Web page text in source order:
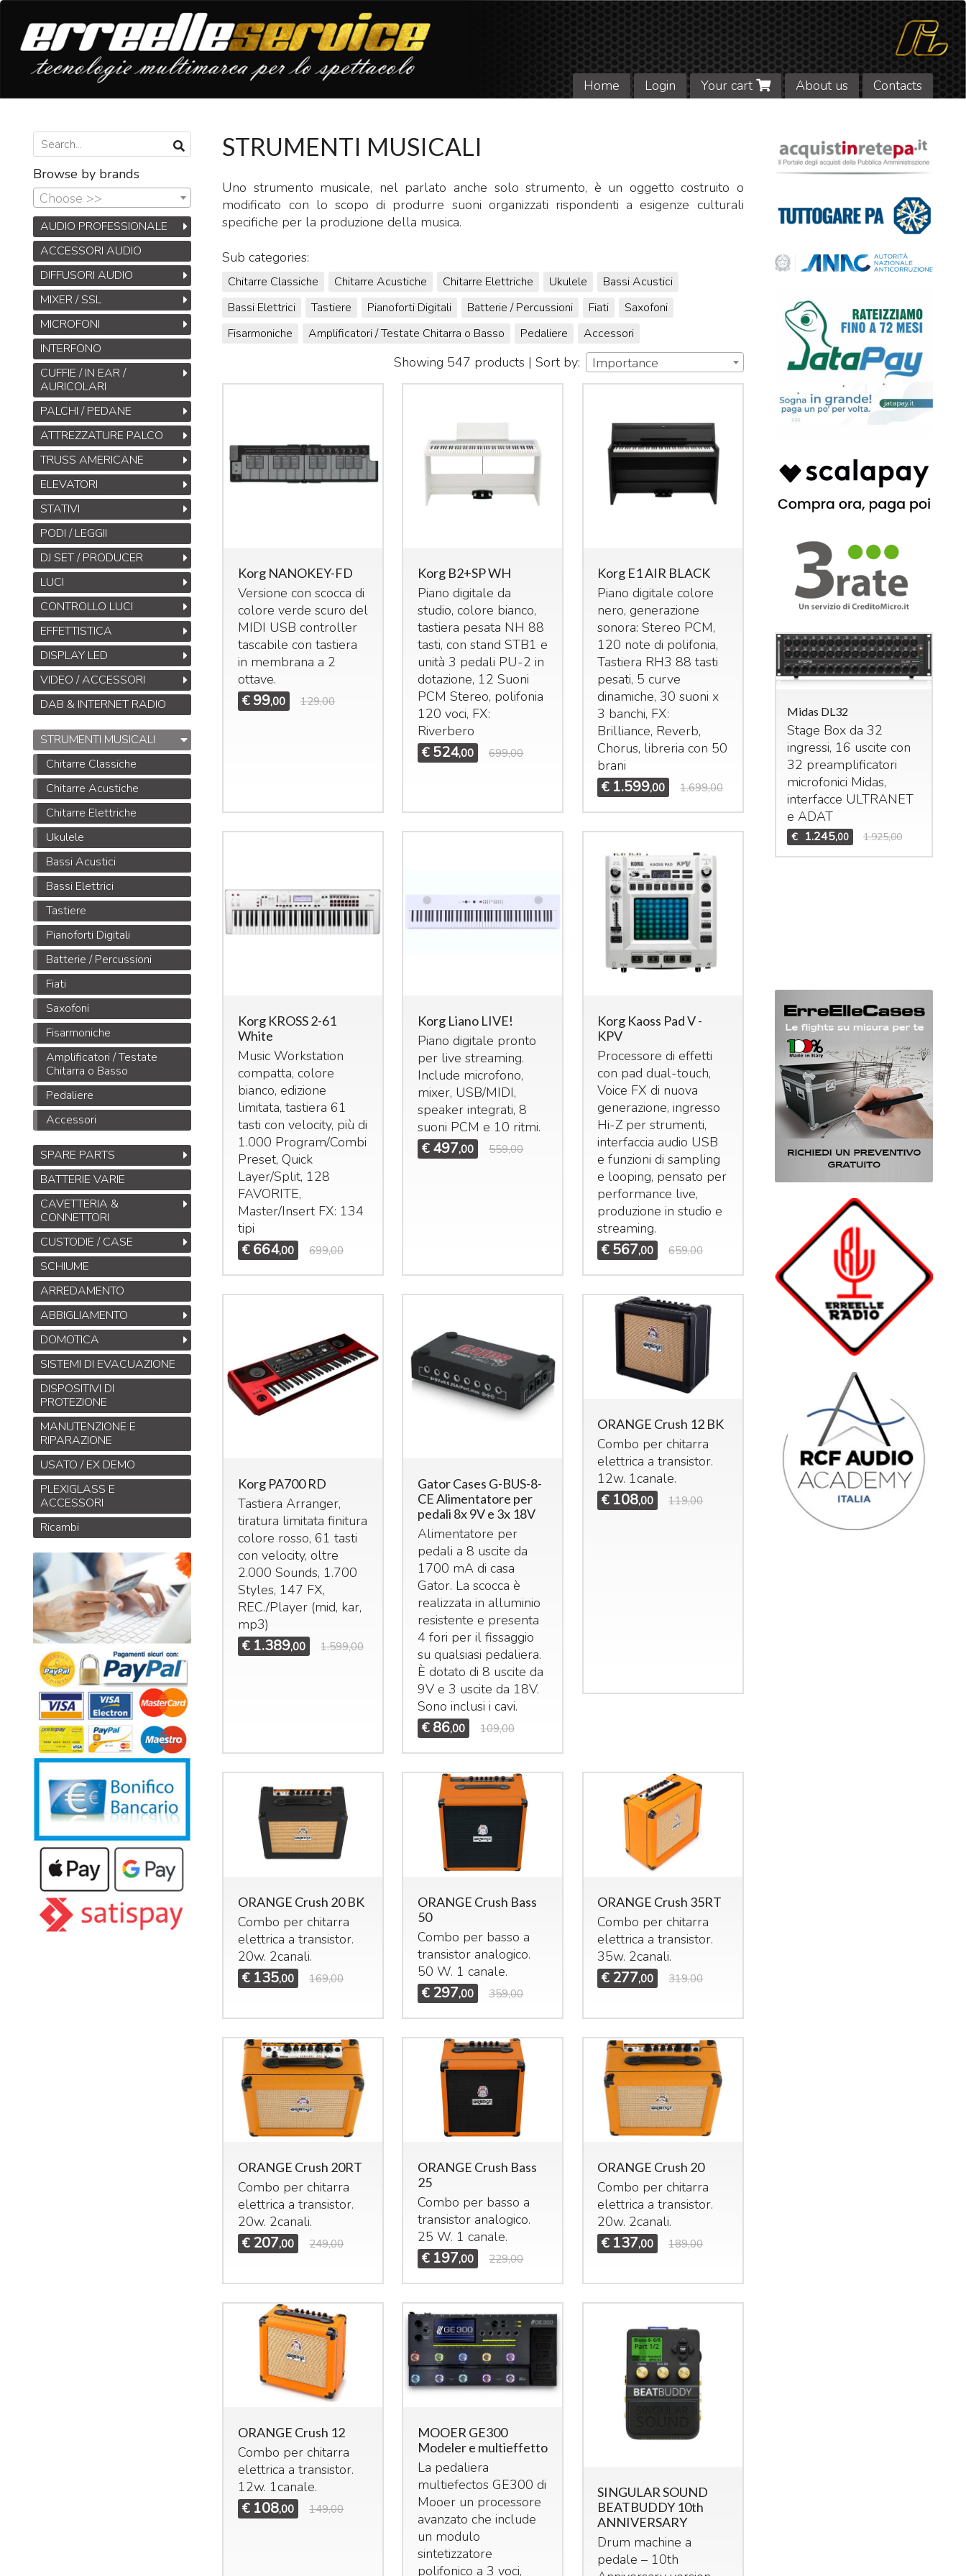
Home Login Your cart About us Contacts
STRUMENTI MUSICALI
Uno strumento musicale, nel parlato anche solo strumento, è un oggetto costruito o
modificato con lo scopo di produrre suoni organizzati rispondenti a esigenze culturali
specifiche per la produzione della musica.
Sub categories:
Chitarre Classiche Chitarre Acustiche Chitarre Elettriche Ukulele
Bassi Acustici
Bassi Elettrici
Tastiere Pianoforti Digitali Batterie / Percussioni Fiati
Saxofoni
Fisarmoniche
Amplificatori / Testate Chitarra o Basso Pedaliere Accessori
Showing 547 products | Sort by: Importance
Korg NANOKEY-FD
Versione con scocca di
colore verde scuro del
MIDI USB controller
tascabile con tastiera
in membrana a 2
ottave.
€ 99,00 129,00
Korg B2+SP WH
Piano digitale da
studio, colore bianco,
tastiera pesata NH 88
tasti, con stand STB1 e
unità 3 pedali PU-2 in
dotazione, 12 Suoni
PCM Stereo, polifonia
120 voci, FX:
Riverbero
€ 524,00 699,00
Korg E1 AIR BLACK
Piano digitale colore
nero, generazione
sonora: Stereo PCM,
120 note di polifonia,
Tastiera RH3 88 tasti
pesati, 5 curve
dinamiche, 30 suoni x
3 banchi, FX:
Brilliance, Reverb,
Chorus, libreria con 50
brani
€ 1.599,00 1.699,00
Korg KROSS 2-61
White
Music Workstation
compatta, colore
bianco, edizione
limitata, tastiera 61
tasti con velocity, più di
1.000 Program/Combi
Preset, Quick
Layer/Split, 128
FAVORITE,
Master/Insert FX: 134
tipi
€ 664,00 699,00
Korg Liano LIVE!
Piano digitale pronto
per live streaming.
Include microfono,
mixer, USB/MIDI,
speaker integrati, 8
suoni PCM e 10 ritmi.
€ 497,00 559,00
Korg Kaoss Pad V -
KPV
Processore di effetti
con pad dual-touch,
Voice FX di nuova
generazione, ingresso
Hi-Z per strumenti,
interfaccia audio USB
e funzioni di sampling
e looping, pensato per
performance live,
produzione in studio e
streaming.
€ 567,00 659,00
Korg PA700 RD
Tastiera Arranger,
tiratura limitata finitura
colore rosso, 61 tasti
con velocity, oltre
2.000 Sounds, 1.700
Styles, 147 FX,
REC./Player (mid, kar,
mp3)
€ 1.389,00 1.599,00
Gator Cases G-BUS-8-
CE Alimentatore per
pedali 8x 9V e 3x 18V
Alimentatore per
pedali a 8 uscite da
1700 mA di casa
Gator. La scocca è
realizzata in alluminio
resistente e presenta
4 fori per il fissaggio
su qualsiasi pedaliera.
È dotato di 8 uscite da
9V e 3 uscite da 18V.
Sono inclusi i cavi.
€ 86,00 109,00
ORANGE Crush 12 BK
Combo per chitarra
elettrica a transistor.
12w. 1canale.
€ 108,00 119,00
ORANGE Crush 20 BK
Combo per chitarra
elettrica a transistor.
20w. 2canali.
€ 135,00 169,00
ORANGE Crush Bass
50
Combo per basso a
transistor analogico.
50 W. 1 canale.
€ 297,00 359,00
ORANGE Crush 35RT
Combo per chitarra
elettrica a transistor.
35w. 2canali.
€ 277,00 319,00
ORANGE Crush 20RT
Combo per chitarra
elettrica a transistor.
20w. 2canali.
€ 207,00 249,00
ORANGE Crush Bass
25
Combo per basso a
transistor analogico.
25 W. 1 canale.
€ 197,00 229,00
ORANGE Crush 20
Combo per chitarra
elettrica a transistor.
20w. 2canali.
€ 137,00 189,00
ORANGE Crush 12
Combo per chitarra
elettrica a transistor.
12w. 1canale.
€ 108,00 149,00
MOOER GE300
Modeler e multieffetto
La pedaliera
multiefectos GE300 di
Mooer un processore
avanzato che include
un modulo
sintetizzatore
polifonico a 3 voci,
SINGULAR SOUND
BEATBUDDY 10th
ANNIVERSARY
Drum machine a
pedale – 10th
Browse by brands
Choose >>
AUDIO PROFESSIONALE
ACCESSORI AUDIO
DIFFUSORI AUDIO
MIXER / SSL
MICROFONI
INTERFONO
CUFFIE / IN EAR /
AURICOLARI
PALCHI / PEDANE
ATTREZZATURE PALCO
TRUSS AMERICANE
ELEVATORI
STATIVI
PODI / LEGGII
DJ SET / PRODUCER
LUCI
CONTROLLO LUCI
EFFETTISTICA
DISPLAY LED
VIDEO / ACCESSORI
DAB & INTERNET RADIO
STRUMENTI MUSICALI
Chitarre Classiche
Chitarre Acustiche
Chitarre Elettriche
Ukulele
Bassi Acustici
Bassi Elettrici
Tastiere
Pianoforti Digitali
Batterie / Percussioni
Fiati
Saxofoni
Fisarmoniche
Amplificatori / Testate
Chitarra o Basso
Pedaliere
Accessori
SPARE PARTS
BATTERIE VARIE
CAVETTERIA &
CONNETTORI
CUSTODIE / CASE
SCHIUME
ARREDAMENTO
ABBIGLIAMENTO
DOMOTICA
SISTEMI DI EVACUAZIONE
DISPOSITIVI DI
PROTEZIONE
MANUTENZIONE E
RIPARAZIONE
USATO / EX DEMO
PLEXIGLASS E
ACCESSORI
Ricambi
Midas DL32
Stage Box da 32
ingressi, 16 uscite con
microfonici Midas,
interfacce
1.925,00
Midas M32R Live / DL32
Midas DL32
€ 3.855,00 5.324,00
Midas M32 Live / DL32
Midas DL32
€ 4.655 6.925,00
Midas M32R Live
Mixer digitale per live
e studio. 40 ingressi –
25 bus (16 Aux, 6
matrix,LCR). n°8 effetti
e n°6 gruppi di mute.
€ 1.995,00 3.909,00
Midas DL32
Stage Box da 32
ingressi, 16 uscite con
32 preamplificatori
microfonici Midas,
interfacce ULTRANET
eADAT
€ 1.245,00 1.925,00